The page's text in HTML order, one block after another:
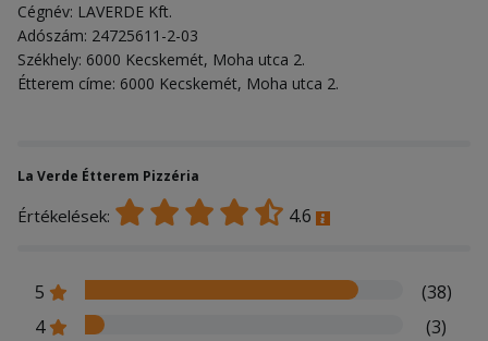
Cégnév: LAVERDE Kft.
Adószám: 24725611-2-03
Székhely: 6000 Kecskemét, Moha utca 2.
Étterem címe: 6000 Kecskemét, Moha utca 2.
La Verde Étterem Pizzéria
Értékelések: 4.6
5
(38)
4
(3)